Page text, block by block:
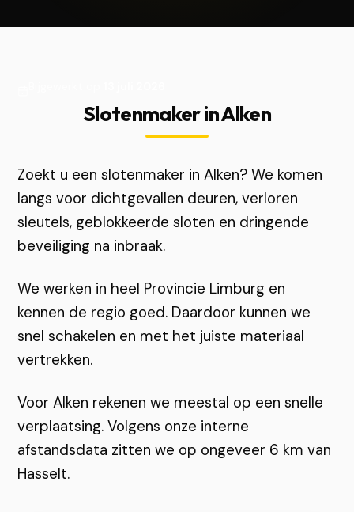
Slotenmaker in Alken
Zoekt u een slotenmaker in Alken? We komen
langs voor dichtgevallen deuren, verloren
sleutels, geblokkeerde sloten en dringende
beveiliging na inbraak.
We werken in heel Provincie Limburg en
kennen de regio goed. Daardoor kunnen we
snel schakelen en met het juiste materiaal
vertrekken.
Voor Alken rekenen we meestal op een snelle
verplaatsing. Volgens onze interne
afstandsdata zitten we op ongeveer 6 km van
Hasselt.